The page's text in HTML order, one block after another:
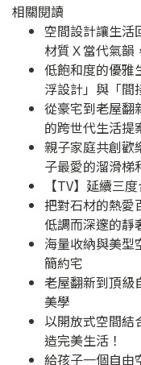
相關閱讀
空間設計讓生活
材質Ｘ當代氣韻
低飽和度的優雅
浮設計」與「間
從豪宅到老屋翻
的跨世代生活提
親子家庭共創歡
子最愛的溜滑梯
【TV】延續三
把對石材的熱愛
低調而深邃的靜
海量收納與美型
簡約宅
老屋翻新到頂級
美學
以開放式空間結
造完美生活！
給孩子一個自由